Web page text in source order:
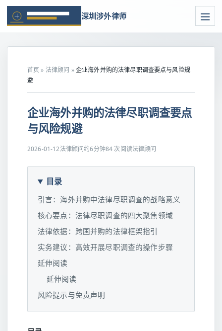
深圳涉外律师
首页 » 法律顾问 »企业海外并购的法律尽职调查要点与风险规
避
企业海外并购的法律尽职调查要点
与风险规避
2026-01-12法律顾问约6分钟84 次阅读法律顾问
目录
引言：海外并购中法律尽职调查的战略意义
核心要点：法律尽职调查的四大聚焦领域
法律依据：跨国并购的法律框架指引
实务建议：高效开展尽职调查的操作步骤
延伸阅读
延伸阅读
风险提示与免责声明